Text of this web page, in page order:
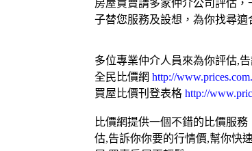
房屋買賣請多家仲介公司評估
子替您服務及設想，為你找尋
多位專業仲介人員來為你評估,
全民比價網 http://
買屋比價刊登表格 http://
比價網提供一個不錯的比價服
估,告訴你你要的行情價,幫你快